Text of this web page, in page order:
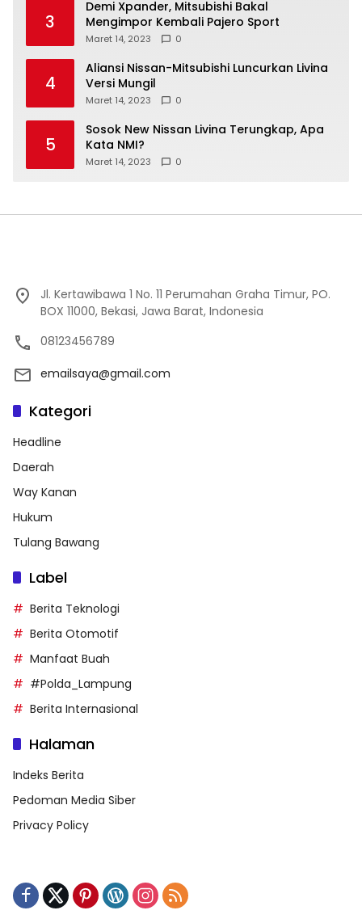
3
Demi Xpander, Mitsubishi Bakal
Mengimpor Kembali Pajero Sport
Maret 14, 2023 0
4
Aliansi Nissan-Mitsubishi Luncurkan Livina
Versi Mungil
Maret 14, 2023 0
5
Sosok New Nissan Livina Terungkap, Apa
Kata NMI?
Maret 14, 2023 0
Jl. Kertawibawa 1 No. 11 Perumahan Graha Timur, PO.
BOX 11000, Bekasi, Jawa Barat, Indonesia
08123456789
emailsaya@gmail.com
Kategori
Headline
Daerah
Way Kanan
Hukum
Tulang Bawang
Label
Berita Teknologi
Berita Otomotif
Manfaat Buah
#Polda_Lampung
Berita Internasional
Halaman
Indeks Berita
Pedoman Media Siber
Privacy Policy